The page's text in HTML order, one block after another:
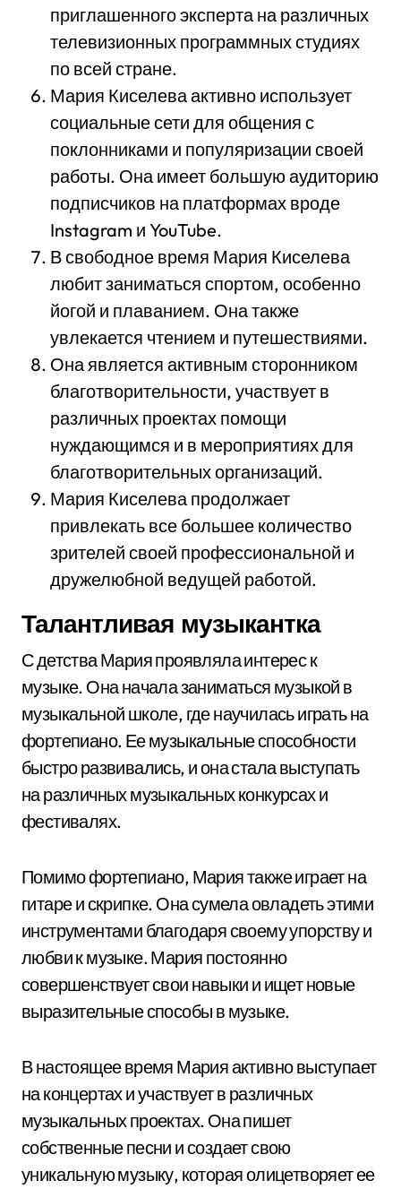
приглашенного эксперта на различных
телевизионных программных студиях
по всей стране.
Мария Киселева активно использует
социальные сети для общения с
поклонниками и популяризации своей
работы. Она имеет большую аудиторию
подписчиков на платформах вроде
Instagram и YouTube.
В свободное время Мария Киселева
любит заниматься спортом, особенно
йогой и плаванием. Она также
увлекается чтением и путешествиями.
Она является активным сторонником
благотворительности, участвует в
различных проектах помощи
нуждающимся и в мероприятиях для
благотворительных организаций.
Мария Киселева продолжает
привлекать все большее количество
зрителей своей профессиональной и
дружелюбной ведущей работой.
Талантливая музыкантка
С детства Мария проявляла интерес к
музыке. Она начала заниматься музыкой в
музыкальной школе, где научилась играть на
фортепиано. Ее музыкальные способности
быстро развивались, и она стала выступать
на различных музыкальных конкурсах и
фестивалях.
Помимо фортепиано, Мария также играет на
гитаре и скрипке. Она сумела овладеть этими
инструментами благодаря своему упорству и
любви к музыке. Мария постоянно
совершенствует свои навыки и ищет новые
выразительные способы в музыке.
В настоящее время Мария активно выступает
на концертах и участвует в различных
музыкальных проектах. Она пишет
собственные песни и создает свою
уникальную музыку, которая олицетворяет ее